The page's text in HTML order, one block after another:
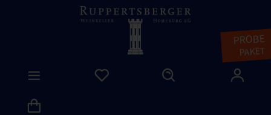
PROBE
PAKET